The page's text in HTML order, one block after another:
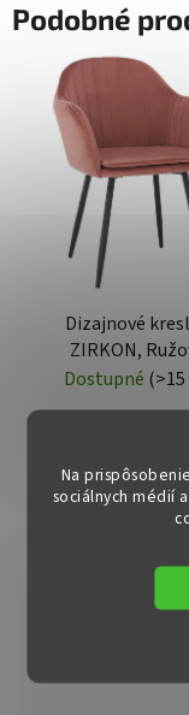
Na
sociálnych médií
Podobné
Dizajnové
ZIRKON,
zamatová
Dostupné (>15
DO KOŠÍKA